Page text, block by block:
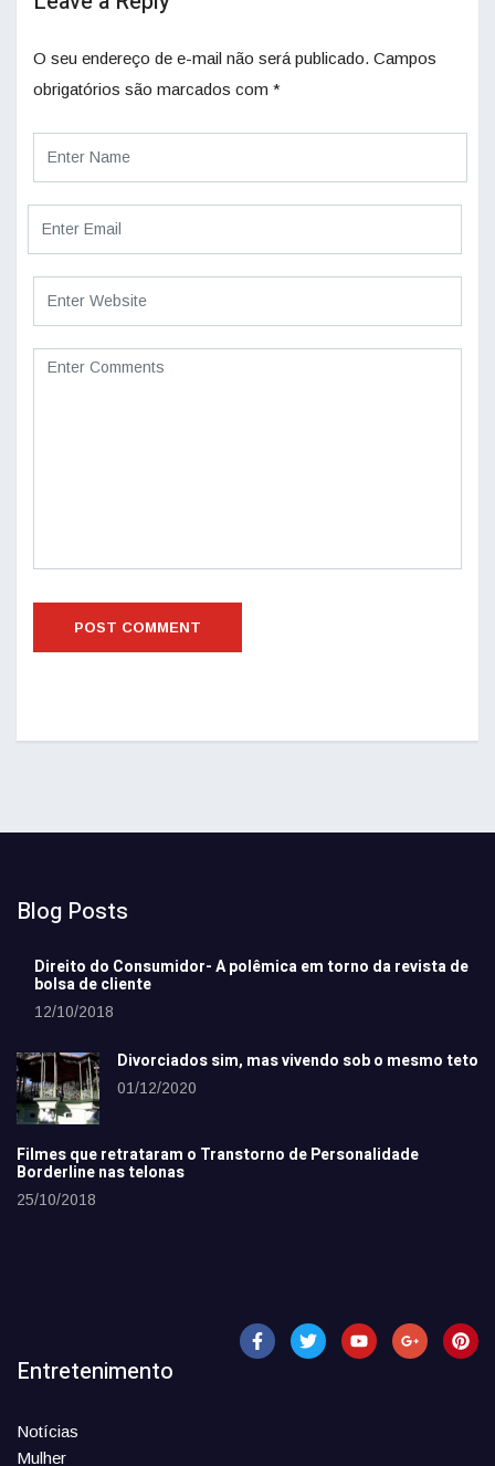
O seu endereço de e-mail não será publicado. Campos
obrigatórios são marcados com *
Blog Posts
Direito do Consumidor- A polêmica em torno da revista de
bolsa de cliente
12/10/2018
Divorciados sim, mas vivendo sob o mesmo teto
01/12/2020
Filmes que retrataram o Transtorno de Personalidade
Borderline nas telonas
25/10/2018
Entretenimento
Notícias
Mulher